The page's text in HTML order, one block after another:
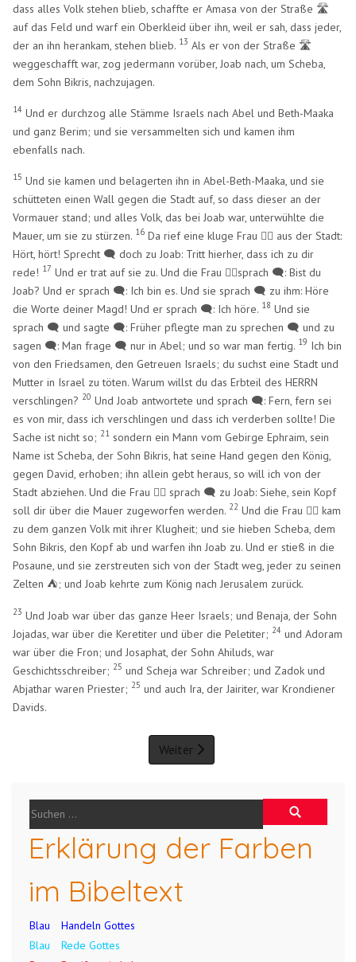
dass alles Volk stehen blieb, schaffte er Amasa von der Straße 🛣️
auf das Feld und warf ein Oberkleid über ihn, weil er sah, dass jeder,
der an ihn herankam, stehen blieb. 13 Als er von der Straße 🛣️
weggeschafft war, zog jedermann vorüber, Joab nach, um Scheba,
dem Sohn Bikris, nachzujagen.
14 Und er durchzog alle Stämme Israels nach Abel und Beth-Maaka
und ganz Berim; und sie versammelten sich und kamen ihm
ebenfalls nach.
15 Und sie kamen und belagerten ihn in Abel-Beth-Maaka, und sie
schütteten einen Wall gegen die Stadt auf, so dass dieser an der
Vormauer stand; und alles Volk, das bei Joab war, unterwühlte die
Mauer, um sie zu stürzen. 16 Da rief eine kluge Frau 🧍‍♀️ aus der Stadt:
Hört, hört! Sprecht 🗨️ doch zu Joab: Tritt hierher, dass ich zu dir
rede! 17 Und er trat auf sie zu. Und die Frau 🧍‍♀️sprach 🗨️: Bist du
Joab? Und er sprach 🗨️: Ich bin es. Und sie sprach 🗨️ zu ihm: Höre
die Worte deiner Magd! Und er sprach 🗨️: Ich höre. 18 Und sie
sprach 🗨️ und sagte 🗨️: Früher pflegte man zu sprechen 🗨️ und zu
sagen 🗨️: Man frage 🗨️ nur in Abel; und so war man fertig. 19 Ich bin
von den Friedsamen, den Getreuen Israels; du suchst eine Stadt und
Mutter in Israel zu töten. Warum willst du das Erbteil des HERRN
verschlingen? 20 Und Joab antwortete und sprach 🗨️: Fern, fern sei
es von mir, dass ich verschlingen und dass ich verderben sollte! Die
Sache ist nicht so; 21 sondern ein Mann vom Gebirge Ephraim, sein
Name ist Scheba, der Sohn Bikris, hat seine Hand gegen den König,
gegen David, erhoben; ihn allein gebt heraus, so will ich von der
Stadt abziehen. Und die Frau 🧍‍♀️ sprach 🗨️ zu Joab: Siehe, sein Kopf
soll dir über die Mauer zugeworfen werden. 22 Und die Frau 🧍‍♀️ kam
zu dem ganzen Volk mit ihrer Klugheit; und sie hieben Scheba, dem
Sohn Bikris, den Kopf ab und warfen ihn Joab zu. Und er stieß in die
Posaune, und sie zerstreuten sich von der Stadt weg, jeder zu seinen
Zelten ⛺ ; und Joab kehrte zum König nach Jerusalem zurück.
23 Und Joab war über das ganze Heer Israels; und Benaja, der Sohn
Jojadas, war über die Keretiter und über die Peletiter; 24 und Adoram
war über die Fron; und Josaphat, der Sohn Ahiluds, war
Geschichtsschreiber; 25 und Scheja war Schreiber; und Zadok und
Abjathar waren Priester; 25 und auch Ira, der Jairiter, war Krondiener
Davids.
Weiter
Erklärung der Farben
im Bibeltext
Blau
Handeln Gottes
Blau
Rede Gottes